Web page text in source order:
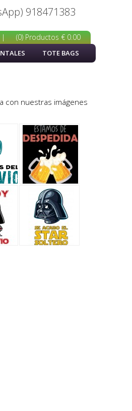
918471383
| (0) Productos € 0.00
TOTE BAGS
con nuestras imágenes